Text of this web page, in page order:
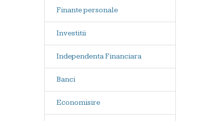
Finante personale
Investitii
Independenta Financiara
Banci
Economisire